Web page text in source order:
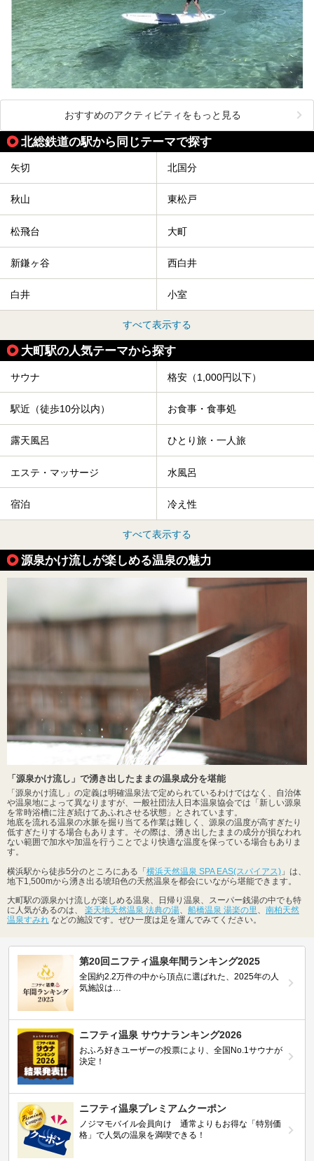
おすすめのアクティビティをもっと見る
北総鉄道の駅から同じテーマで探す
矢切 北国分
秋山 東松戸
松飛台 大町
新鎌ヶ谷 西白井
白井 小室
すべて表示する
大町駅の人気テーマから探す
サウナ 格安（1,000円以下）
駅近（徒歩10分以内） お食事・食事処
露天風呂 ひとり旅・一人旅
エステ・マッサージ 水風呂
宿泊 冷え性
すべて表示する
源泉かけ流しが楽しめる温泉の魅力
「源泉かけ流し」で湧き出したままの温泉成分を堪能
「源泉かけ流し」の定義は明確温泉法で定められているわけではなく、自治体
や温泉地によって異なりますが、一般社団法人日本温泉協会では「新しい源泉
を常時浴槽に注ぎ続けてあふれさせる状態」とされています。
地底を流れる温泉の水脈を掘り当てる作業は難しく、源泉の温度が高すぎたり
低すぎたりする場合もあります。その際は、湧き出したままの成分が損なわれ
ない範囲で加水や加温を行うことでより快適な温度を保っている場合もありま
す。
横浜駅から徒歩5分のところにある「 横浜天然温泉 SPA EAS(スパイアス) 」は、
地下1,500mから湧き出る琥珀色の天然温泉を都会にいながら堪能できます。
大町駅の源泉かけ流しが楽しめる温泉、日帰り温泉、スーパー銭湯の中でも特
に人気があるのは、 楽天地天然温泉 法典の湯、 船橋温泉 湯楽の里、 南柏天然
温泉すみれ などの施設です。ぜひ一度は足を運んでみてください。
第20回ニフティ温泉年間ランキング2025
全国約2.2万件の中から頂点に選ばれた、2025年の人
気施設は…
ニフティ温泉 サウナランキング2026
おふろ好きユーザーの投票により、全国No.1サウナが
決定！
ニフティ温泉プレミアムクーポン
ノジマモバイル会員向け 通常よりもお得な「特別価
格」で人気の温泉を満喫できる！